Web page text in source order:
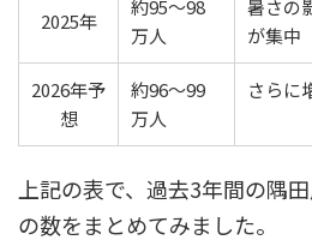
2025年
約95〜98
万人
暑さの
が集中
2026年予
想
約96〜99
万人
さらに
上記の表で、過去3年間の隅
の数をまとめてみました。